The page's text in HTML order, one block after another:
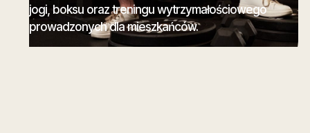
jogi, boksu oraz treningu wytrzymałościowego
prowadzonych dla mieszkańców.